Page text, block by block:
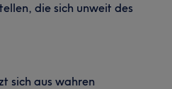
die sich unweit des
sich aus wahren